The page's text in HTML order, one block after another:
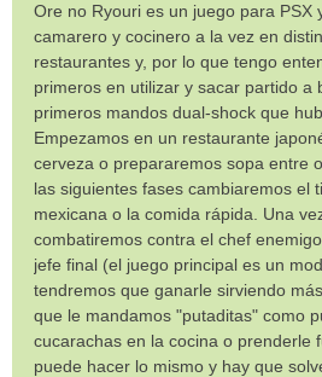
Ore no Ryouri es un juego para PSX
camarero y cocinero a la vez en
restaurantes y, por lo que tengo
primeros en utilizar y sacar partido a
primeros mandos dual-shock que
Empezamos en un restaurante
cerveza o prepararemos sopa entre
las siguientes fases cambiaremos el
mexicana o la comida rápida. Una
combatiremos contra el chef
jefe final (el juego principal es un
tendremos que ganarle sirviendo
que le mandamos "putaditas" como
cucarachas en la cocina o prenderle
puede hacer lo mismo y hay que